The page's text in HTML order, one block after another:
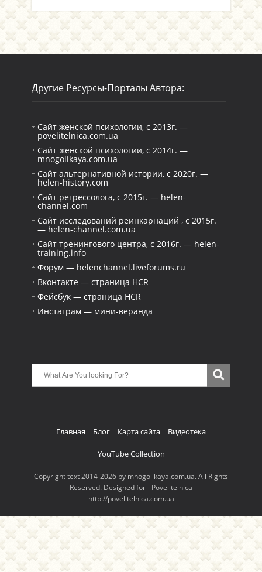
Другие Ресурсы-Порталы Автора:
Сайт женской психологии, с 2013г. —
povelitelnica.com.ua
Сайт женской психологии, с 2014г. —
mnogolikaya.com.ua
Сайт альтернативной истории, с 2020г. —
helen-history.com
Сайт регрессолога, с 2015г. — helen-
channel.com
Сайт исследований реинкарнаций , с 2015г.
— helen-channel.com.ua
Сайт тренингового центра, с 2016г. — helen-
training.info
Форум — helenchannel.liveforums.ru
Вконтакте — страница HCR
Фейсбук — страница HCR
Инстаграм — мини-веранда
Главная Блог Карта сайта Видеотека
YouTube Collection
Copyright text 2014-2026 by mnogolikaya.com.ua. All Rights
Reserved. Designed for - Povelitelnica
http://povelitelnica.com.ua